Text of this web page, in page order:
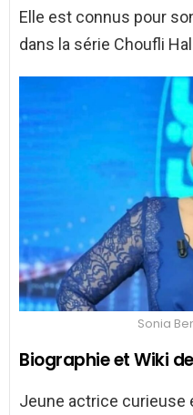
Elle est connus pour
dans la série Choufli
Sonia
Biographie et Wiki
Jeune actrice curieuse